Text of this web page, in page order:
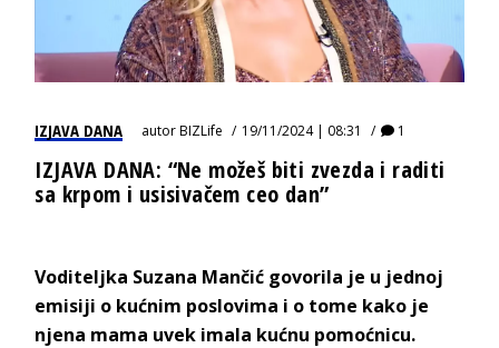
IZJAVA DANA autorBIZLife 19/11/2024 | 08:31 1
IZJAVA DANA: “Ne možeš biti zvezda i raditi
sa krpom i usisivačem ceo dan”
Voditeljka Suzana Mančić govorila je u jednoj
emisiji o kućnim poslovima i o tome kako je
njena mama uvek imala kućnu pomoćnicu.